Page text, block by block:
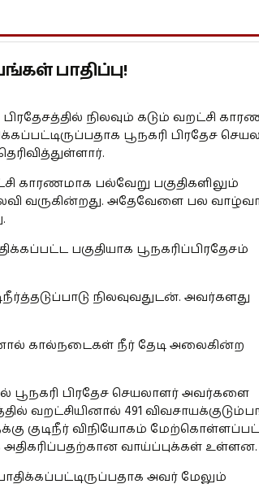
பாதிப்பு!
பிரதேசத்தில் நிலவும் கடும் வறட்சி
பூநகரி பிரதேச
காரணமாக பல்வேறு பகுதிகளிலும்
வருகின்றது. அதேவேளை பல
பகுதியாக பூநகரிப்பிரதேசம்
நிலவுவதுடன். அவர்களது
கால்நடைகள் நீர் தேடி அலைகின்ற
பூநகரி பிரதேச செயலாளர் அவர்களை
வறட்சியினால் 491
குடிநீர் விநியோகம்
வாய்ப்புக்கள் உள்ளன.
அவர் மேலும்